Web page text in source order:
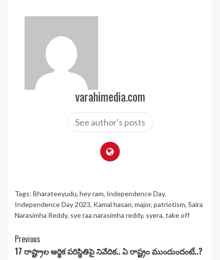
varahimedia.com
See author's posts
Tags: Bharateeyudu, hey ram, Independence Day,
Independence Day 2023, Kamal hasan, major, patriotism, Saira
Narasimha Reddy, sye raa narasimha reddy, syera, take off
Continue
Previous
17 రాష్ట్రాల ఆర్థిక పరిస్థితిపై నివేదిక.. ఏ రాష్ట్రం ముందుందంటే..?